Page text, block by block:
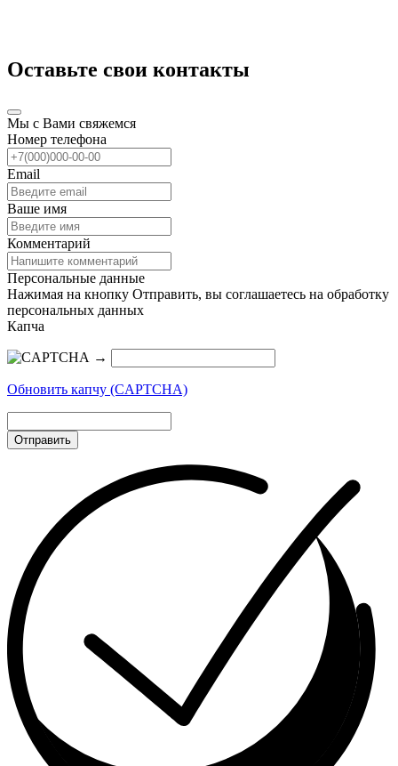
Оставьте свои контакты
Мы с Вами свяжемся
Номер телефона
Email
Ваше имя
Комментарий
Персональные данные
Нажимая на кнопку Отправить, вы соглашаетесь на обработку
персональных данных
Капча
→
Обновить капчу (CAPTCHA)
Отправить